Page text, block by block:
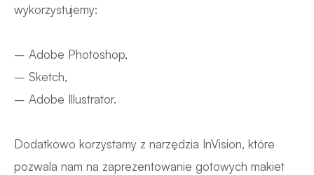
wykorzystujemy:
– Adobe Photoshop,
– Sketch,
– Adobe Illustrator.
Dodatkowo korzystamy z narzędzia InVision, które
pozwala nam na zaprezentowanie gotowych makiet